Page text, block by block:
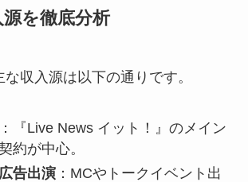
を徹底分析
収入源は以下の通りです。
『Live News イット！』のメイン
約が中心。
告出演：MCやトークイベント出